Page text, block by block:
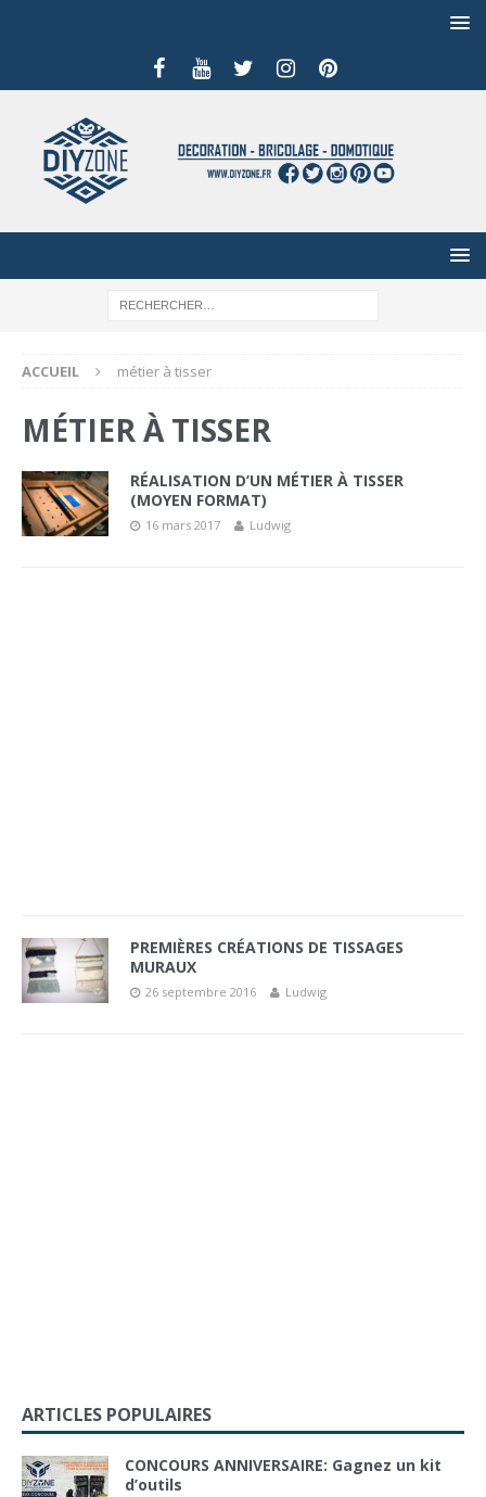
ACCUEIL métier à tisser
MÉTIER À TISSER
RÉALISATION D’UN MÉTIER À TISSER
(MOYEN FORMAT)
16 mars 2017 Ludwig
PREMIÈRES CRÉATIONS DE TISSAGES
MURAUX
26 septembre 2016 Ludwig
ARTICLES POPULAIRES
CONCOURS ANNIVERSAIRE: Gagnez un kit
d’outils